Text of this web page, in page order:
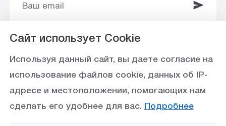
Ставропольское отделение №5230 ПАО Сбербанк,
БИК 040702615
Сайт использует Cookie
Используя данный сайт, вы даете согласие на
использование файлов cookie, данных об IP-
адресе и местоположении, помогающих нам
сделать его удобнее для вас. Подробнее